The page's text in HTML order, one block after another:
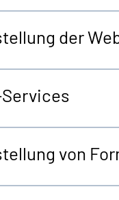
der
von